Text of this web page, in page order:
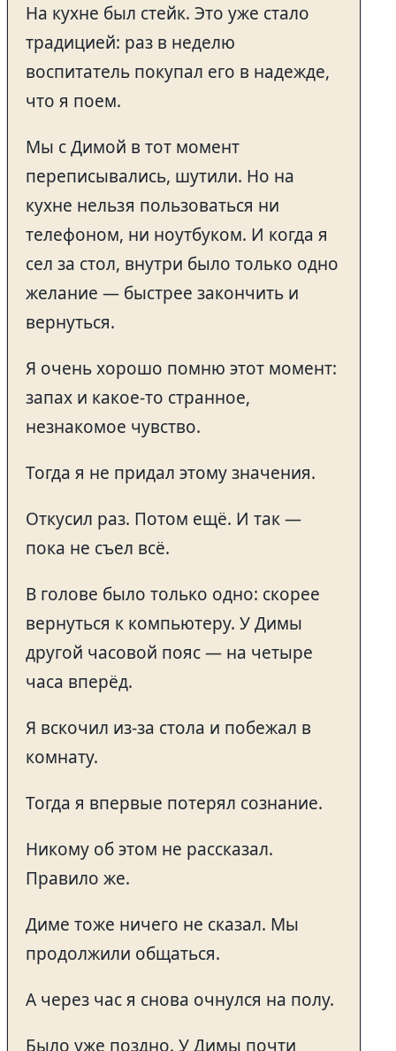
На кухне был стейк. Это уже стало
традицией: раз в неделю
воспитатель покупал его в надежде,
что я поем.
Мы с Димой в тот момент
переписывались, шутили. Но на
кухне нельзя пользоваться ни
телефоном, ни ноутбуком. И когда я
сел за стол, внутри было только одно
желание — быстрее закончить и
вернуться.
Я очень хорошо помню этот момент:
запах и какое-то странное,
незнакомое чувство.
Тогда я не придал этому значения.
Откусил раз. Потом ещё. И так —
пока не съел всё.
В голове было только одно: скорее
вернуться к компьютеру. У Димы
другой часовой пояс — на четыре
часа вперёд.
Я вскочил из-за стола и побежал в
комнату.
Тогда я впервые потерял сознание.
Никому об этом не рассказал.
Правило же.
Диме тоже ничего не сказал. Мы
продолжили общаться.
А через час я снова очнулся на полу.
Было уже поздно. У Димы почти